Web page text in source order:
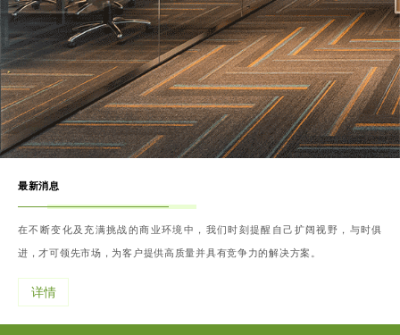
最新消息
在不断变化及充满挑战的商业环境中，我们时刻提醒自己扩阔视野，与时俱
进，才可领先市场，为客户提供高质量并具有竞争力的解决方案。
详情